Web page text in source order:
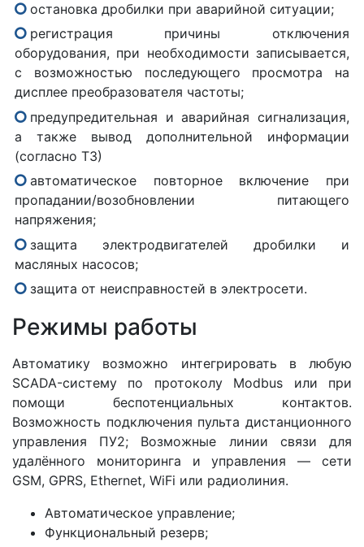
остановка дробилки при аварийной ситуации;
регистрация причины отключения
оборудования, при необходимости записывается,
с возможностью последующего просмотра на
дисплее преобразователя частоты;
предупредительная и аварийная сигнализация,
а также вывод дополнительной информации
(согласно ТЗ)
автоматическое повторное включение при
пропадании/возобновлении питающего
напряжения;
защита электродвигателей дробилки и
масляных насосов;
защита от неисправностей в электросети.
Режимы работы
Автоматику возможно интегрировать в любую
SCADA-систему по протоколу Modbus или при
помощи беспотенциальных контактов.
Возможность подключения пульта дистанционного
управления ПУ2; Возможные линии связи для
удалённого мониторинга и управления — сети
GSM, GPRS, Ethernet, WiFi или радиолиния.
Автоматическое управление;
Функциональный резерв;